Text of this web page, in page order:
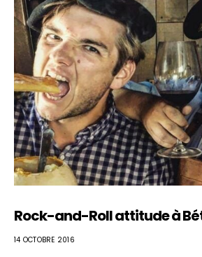
Rock-and-Roll attitude à
14 OCTOBRE 2016